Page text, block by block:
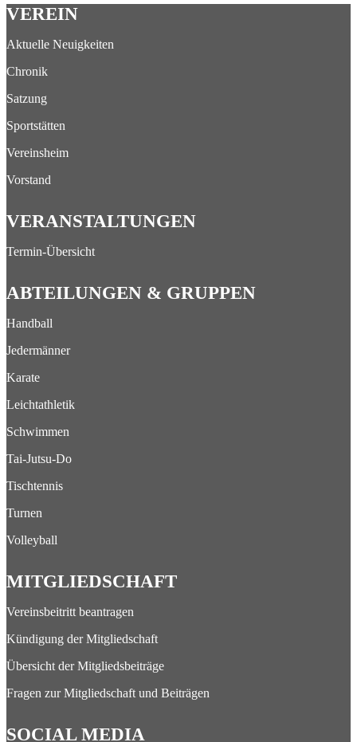
VEREIN
Aktuelle Neuigkeiten
Chronik
Satzung
Sportstätten
Vereinsheim
Vorstand
VERANSTALTUNGEN
Termin-Übersicht
ABTEILUNGEN & GRUPPEN
Handball
Jedermänner
Karate
Leichtathletik
Schwimmen
Tai-Jutsu-Do
Tischtennis
Turnen
Volleyball
MITGLIEDSCHAFT
Vereinsbeitritt beantragen
Kündigung der Mitgliedschaft
Übersicht der Mitgliedsbeiträge
Fragen zur Mitgliedschaft und Beiträgen
SOCIAL MEDIA